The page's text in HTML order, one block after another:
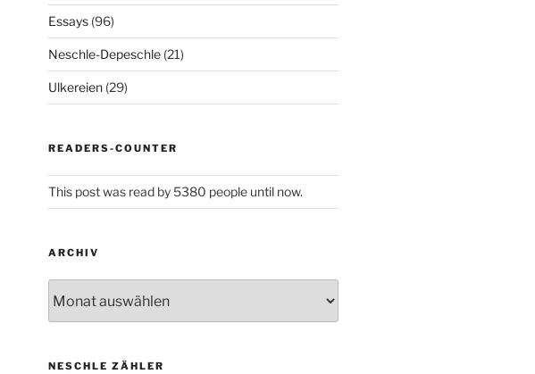
Essays(96)
Neschle-Depeschle(21)
Ulkereien(29)
READERS-COUNTER
This post was read by 5380 people until now.
ARCHIV
NESCHLE ZÄHLER